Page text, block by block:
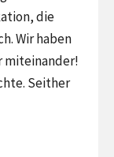
die
Wir haben
miteinander!
Seither